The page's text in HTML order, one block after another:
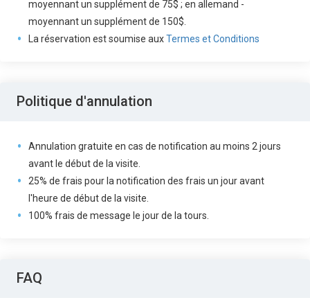
moyennant un supplément de 75$ ; en allemand -
moyennant un supplément de 150$.
La réservation est soumise auxTermes et Conditions
Politique d'annulation
Annulation gratuite en cas de notification au moins 2 jours
avant le début de la visite.
25% de frais pour la notification des frais un jour avant
l'heure de début de la visite.
100% frais de message le jour de la tours.
FAQ